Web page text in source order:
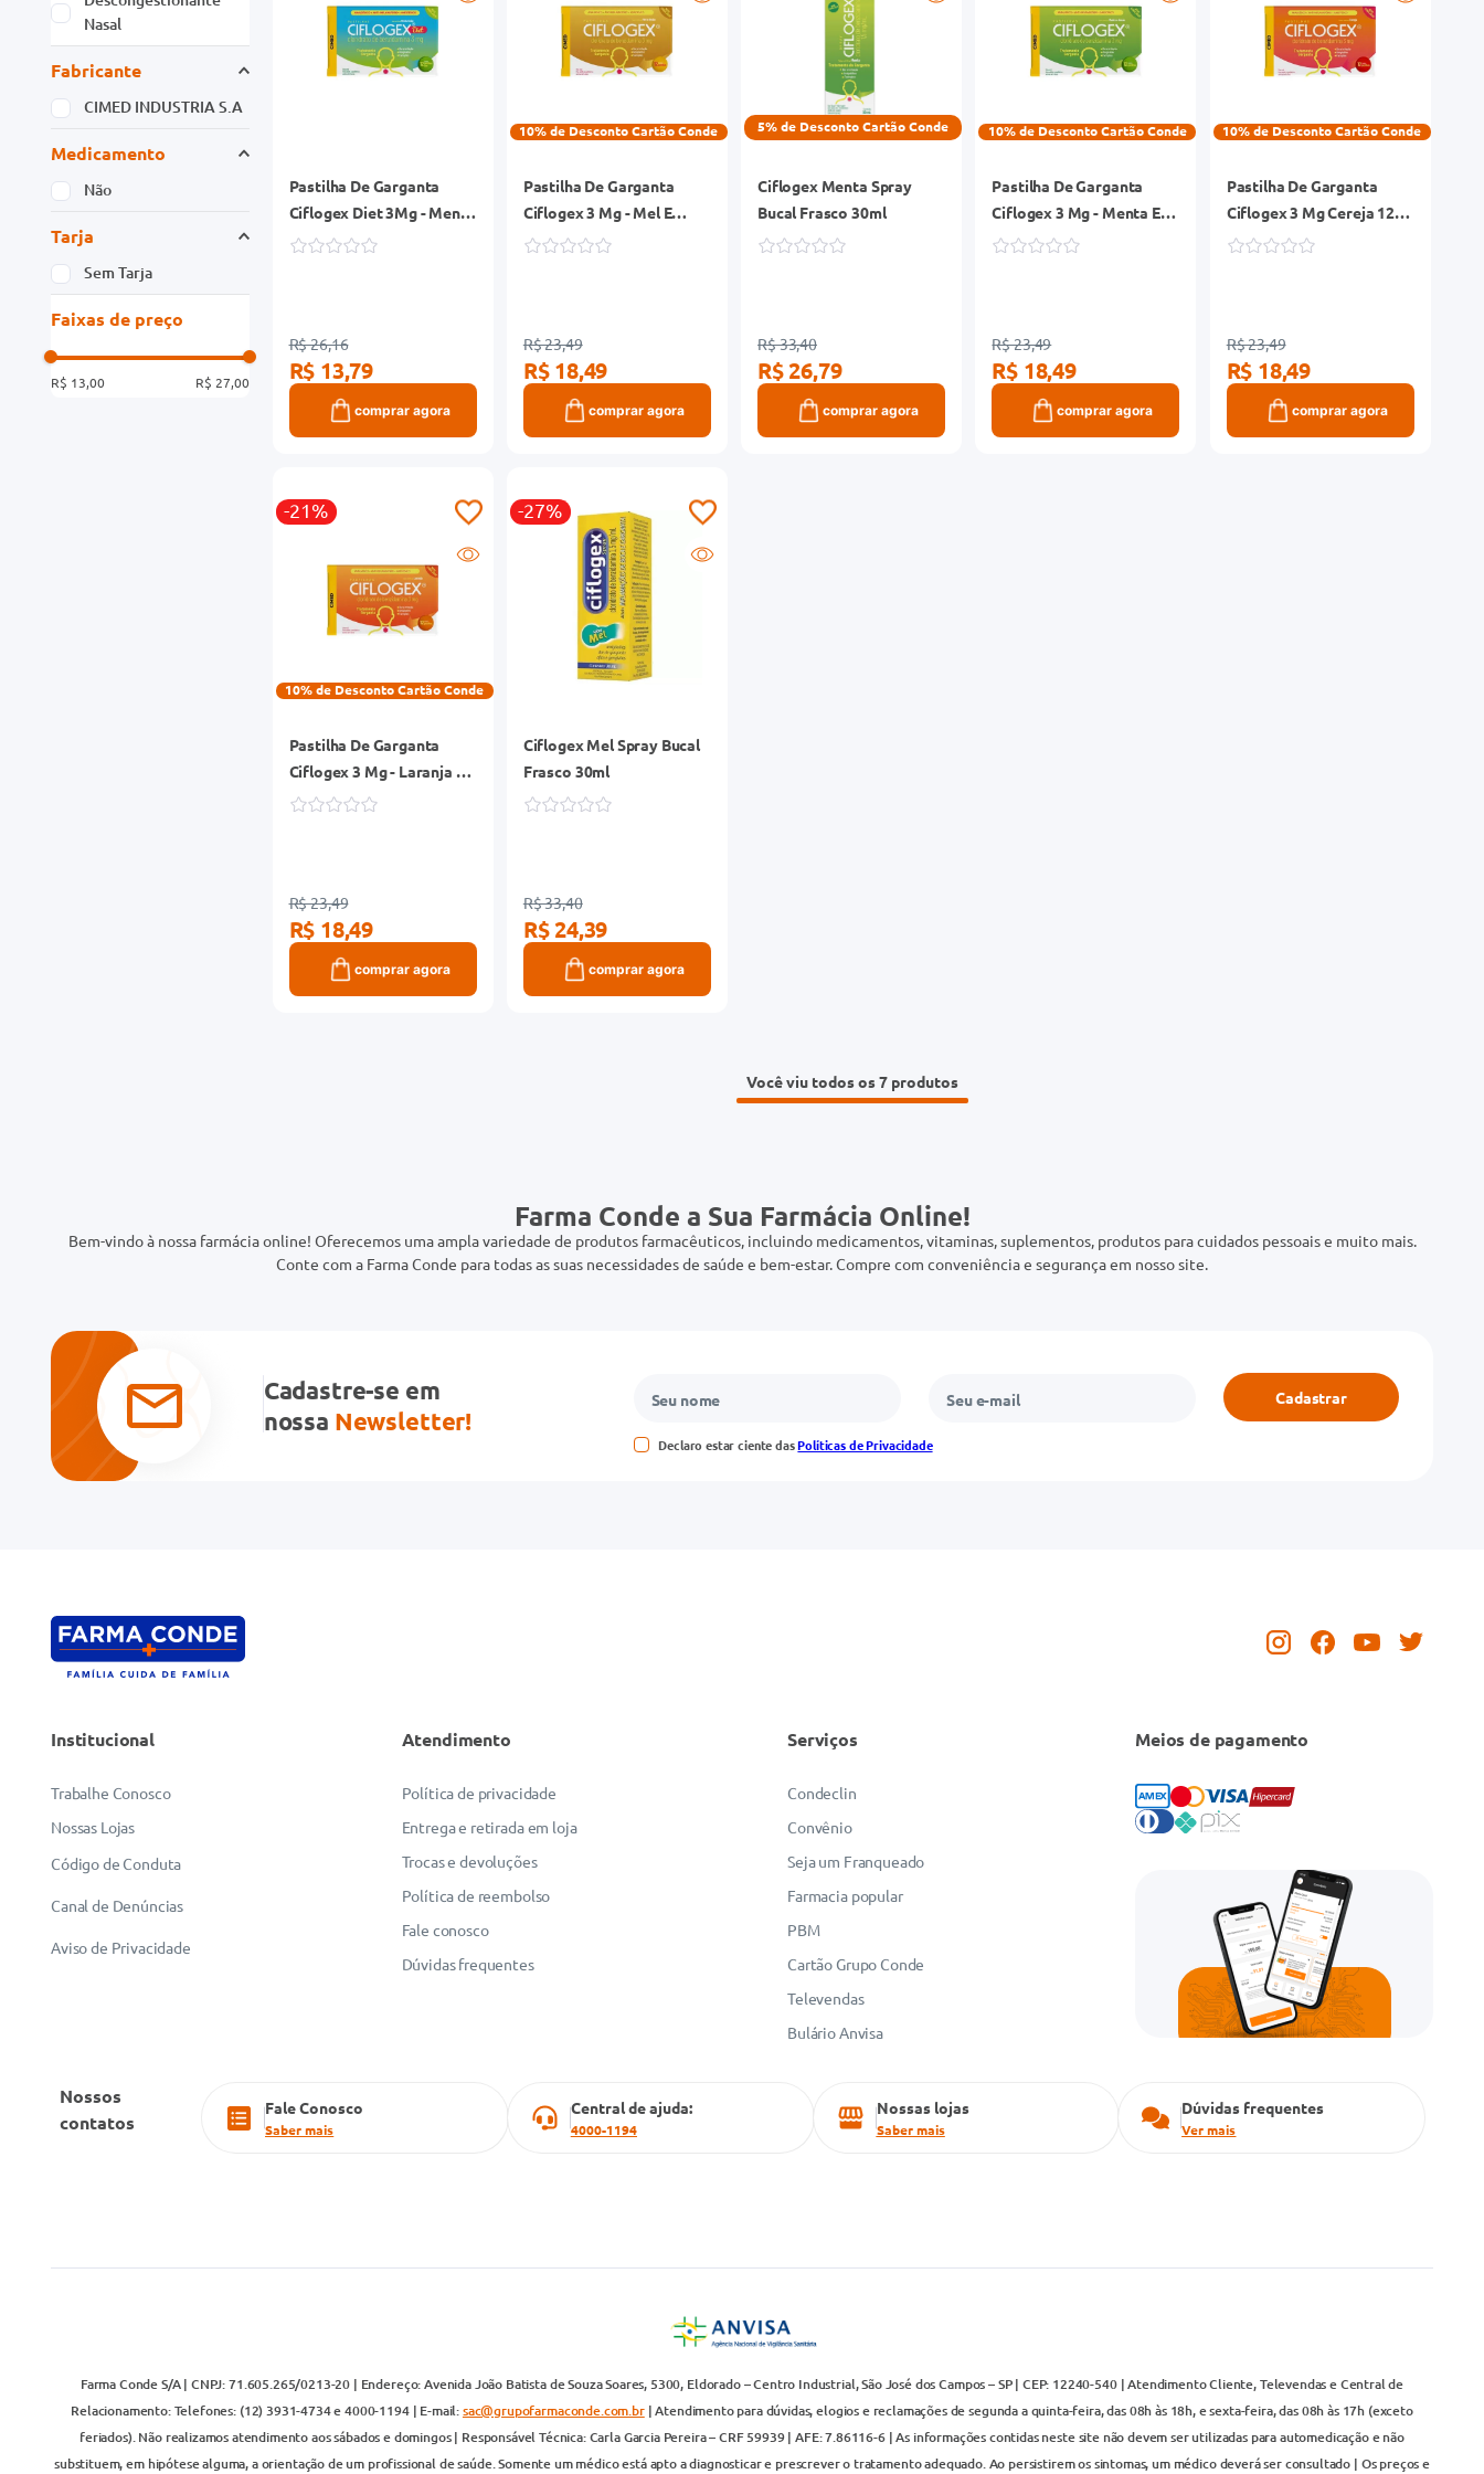
Nasal
Fabricante
CIMED INDUSTRIA S.A
Medicamento
Não
Tarja
Sem Tarja
Faixas de preço
R$ 13,00 R$ 27,00
Pastilha De Garganta
Ciflogex Diet 3Mg - Menta
E Limao 12 Pastilhas
R$ 26,16
R$ 13,79
comprar agora
10% de Desconto Cartão Conde
Pastilha De Garganta
Ciflogex 3 Mg - Mel E
Limao 12 Pastilhas
R$ 23,49
R$ 18,49
comprar agora
5% de Desconto Cartão Conde
Ciflogex Menta Spray
Bucal Frasco 30ml
R$ 33,40
R$ 26,79
comprar agora
10% de Desconto Cartão Conde
Pastilha De Garganta
Ciflogex 3 Mg - Menta E
Limao 12 Pastilhas
R$ 23,49
R$ 18,49
comprar agora
10% de Desconto Cartão Conde
Pastilha De Garganta
Ciflogex 3 Mg Cereja 12
Pastilhas
R$ 23,49
R$ 18,49
comprar agora
-21%
10% de Desconto Cartão Conde
Pastilha De Garganta
Ciflogex 3 Mg - Laranja 12
Pastilhas
R$ 23,49
R$ 18,49
comprar agora
-27%
Ciflogex Mel Spray Bucal
Frasco 30ml
R$ 33,40
R$ 24,39
comprar agora
Você viu todos os 7
Farma Conde a Sua Farmácia Online!
Bem-vindo à nossa farmácia online! Oferecemos uma ampla variedade de produtos farmacêuticos, incluindo medicamentos, vitaminas, suplementos, produtos para cuidados pessoais e muito mais.
Conte com a Farma Conde para todas as suas necessidades de saúde e bem-estar. Compre com conveniência e segurança em nosso site.
Cadastre-se em
nossa Newsletter!
Declaro estar ciente dasPolíticas de Privacidade
Cadastrar
Institucional
Trabalhe Conosco
Nossas Lojas
Código de Conduta
Canal de Denúncias
Aviso de Privacidade
Atendimento
Política de privacidade
Entrega e retirada em loja
Trocas e devoluções
Política de reembolso
Fale conosco
Dúvidas frequentes
Serviços
Condeclin
Convênio
Seja um Franqueado
Farmacia popular
PBM
Cartão Grupo Conde
Televendas
Bulário Anvisa
Meios de pagamento
Nossos
contatos
Fale Conosco
Saber mais
Central de ajuda:
4000-1194
Nossas lojas
Saber mais
Dúvidas frequentes
Ver mais
Farma Conde S/A | CNPJ: 71.605.265/0213-20 | Endereço: Avenida João Batista de Souza Soares, 5300, Eldorado – Centro Industrial, São José dos Campos – SP | CEP: 12240-540 | Atendimento Cliente, Televendas e Central de
Relacionamento: Telefones: (12) 3931-4734 e 4000-1194 | E-mail:sac@grupofarmaconde.com.br| Atendimento para dúvidas, elogios e reclamações de segunda a quinta-feira, das 08h às 18h, e sexta-feira, das 08h às 17h (exceto
feriados). Não realizamos atendimento aos sábados e domingos | Responsável Técnica: Carla Garcia Pereira – CRF 59939 | AFE: 7.86116-6 | As informações contidas neste site não devem ser utilizadas para automedicação e não
substituem, em hipótese alguma, a orientação de um profissional de saúde. Somente um médico está apto a diagnosticar e prescrever o tratamento adequado. Ao persistirem os sintomas, um médico deverá ser consultado | Os preços e